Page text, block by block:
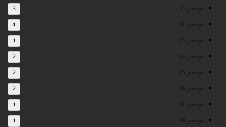
نوفمبر 11 3
نوفمبر 12 4
نوفمبر 13 1
نوفمبر 14 2
نوفمبر 15 2
نوفمبر 16 2
نوفمبر 17 1
نوفمبر 18 1